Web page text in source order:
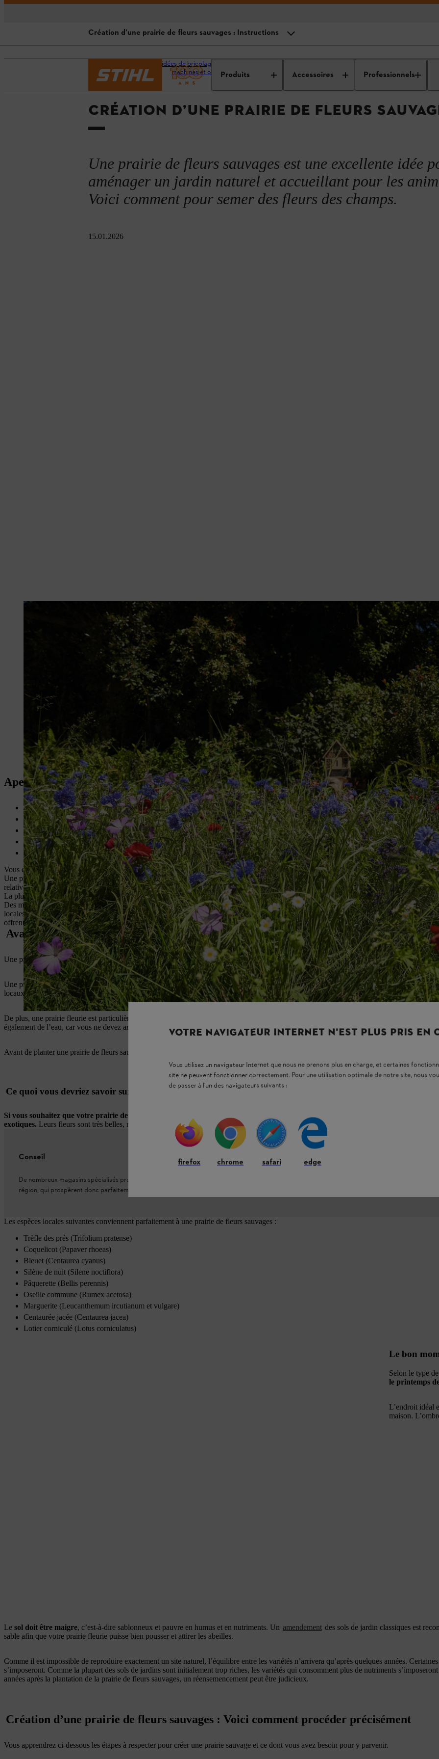
Produits Accessoires Professionnels
Conseils et idées de bricolage et d’entretien des
machines et outils
votre jardin
Comment
son jardin
CRÉATION D’UNE PRAIRIE DE FLEURS
Une prairie de fleurs sauvages est une excellente idée
aménager un jardin naturel et accueillant pour les
Voici comment pour semer des fleurs des champs.
15.01.2026
Création d’une prairie de fleurs sauvages : Instructions
Aperçu
Avantages d’une prairie de fleurs sauvages
À propos des semences
Après la plantation
Aperçu : Création d’une prairie de fleurs sauvages
La prairie de fleurs sauvages, un type d’aménagement du jardin écologique et facile d’entretien
Ensemencement au printemps ou à la fin de l’été sur sol maigre
Délimiter la surface, ameublir, incorporer du sable de construction et semer
Couper la prairie de fleurs sauvages deux fois par an
Pratiquement pas d’arrosage
Vous devez faucher votre prairie de fleurs sauvages deux fois par an. Une fois en mars et la deuxième après la première floraison : fin juillet
Une prairie de fleurs sauvages doit être semée au printemps, entre fin mars et mai. Mais vous pouvez aussi créer une prairie de fleurs
relatives aux semences utilisées.
La plupart des fleurs sauvages poussent bien sur un sol maigre. Si vous voulez créer une prairie de fleurs sauvages sur un sol argileux,
Des mélanges de graines spéciaux peuvent être utilisés comme semences pour les prairies de fleurs sauvages. Les mélanges avec des
locales et sont inutiles pour de nombreux insectes, mais leurs fleurs sont plus colorées. Des mélanges de graines d’espèces majoritairement
offrent un compromis intéressant.
Avantages d’une prairie de fleurs sauvages
Une prairie de fleurs sauvages, outre sa fonction esthétique, est aussi unmoyen écologique d’aménager son jardin.
Une prairie sauvage attire les papillons et les abeilles,procure un habitat aux animauxet invite à observer et à découvrir la nature. Les
locaux et les fleurs offrent un abri aux hérissons.
De plus, une prairie fleurie est particulièrement
également de l’eau, car vous ne devez arroser une prairie de fleurs sauvages qu’en cas de sécheresse persistante et marquée.
Avant de planter une prairie de fleurs sauvages, il y a quelques éléments à prendre en considération, comme le choix des semences et le
Ce quoi vous devriez savoir sur les semences
Si vous souhaitez que votre prairie de fleurs des champs repousse les années suivantes, choisissez des semences qui ne se composent
exotiques. Leurs fleurs sont très belles, mais elles sont moins durables.
Conseil
De nombreux magasins spécialisés proposent des mélanges de graines régionaux adaptés aux conditions climatiques et de sol de la
région, qui prospèrent donc parfaitement.
Les espèces locales suivantes conviennent parfaitement à une prairie de fleurs sauvages :
Trèfle des prés (Trifolium pratense)
Coquelicot (Papaver rhoeas)
Bleuet (Centaurea cyanus)
Silène de nuit (Silene noctiflora)
Pâquerette (Bellis perennis)
Oseille commune (Rumex acetosa)
Marguerite (Leucanthemum ircutianum et vulgare)
Centaurée jacée (Centaurea jacea)
Lotier corniculé (Lotus corniculatus)
Le bon
Selon le type
le printemps
L’endroit idéal
maison.
Le sol doit être maigre, c’est-à-dire sablonneux et pauvre en humus et en nutriments. Un amendement des sols de jardin classiques est
sable afin que votre prairie fleurie puisse bien pousser et attirer les abeilles.
Comme il est impossible de reproduire exactement un site naturel, l’équilibre entre les variétés n’arrivera qu’après quelques années.
s’imposeront. Comme la plupart des sols de jardins sont initialement trop riches, les variétés qui consomment plus de nutriments
années après la plantation de la prairie de fleurs sauvages, un réensemencement peut être judicieux.
Création d’une prairie de fleurs sauvages : Voici comment procéder précisément
Vous apprendrez ci-dessous les étapes à respecter pour créer une prairie sauvage et ce dont vous avez besoin pour y parvenir.
VOTRE NAVIGATEUR INTERNET N'EST PLUS PRIS EN
Vous utilisez un navigateur Internet que nous ne prenons plus en charge, et certaines
site ne peuvent fonctionner correctement. Pour une utilisation optimale de notre site, nous
de passer à l'un des navigateurs suivants :
firefox chrome safari edge